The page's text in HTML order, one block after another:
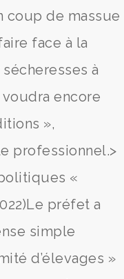
coup de massue
face à la
à
encore
»,
professionnel.>
«
préfet a
simple
d’élevages »